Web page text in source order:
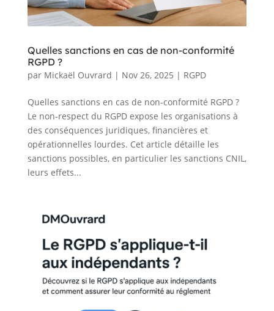
Quelles sanctions en cas de non-conformité
RGPD ?
par Mickaël Ouvrard | Nov 26, 2025 | RGPD
Quelles sanctions en cas de non-conformité RGPD ?
Le non‑respect du RGPD expose les organisations à
des conséquences juridiques, financières et
opérationnelles lourdes. Cet article détaille les
sanctions possibles, en particulier les sanctions CNIL,
leurs effets...